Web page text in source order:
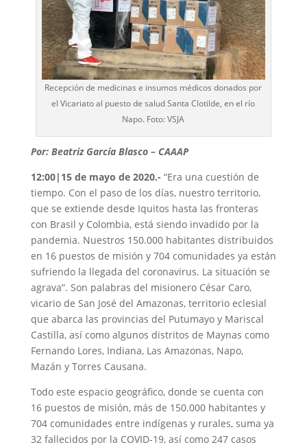
Recepción de medicinas e insumos médicos donados por
el Vicariato al puesto de salud Santa Clotilde, en el río
Napo. Foto: VSJA
Por: Beatriz García Blasco – CAAAP
12:00|15 de mayo de 2020.- “Era una cuestión de
tiempo. Con el paso de los días, nuestro territorio,
que se extiende desde Iquitos hasta las fronteras
con Brasil y Colombia, está siendo invadido por la
pandemia. Nuestros 150.000 habitantes distribuidos
en 16 puestos de misión y 704 comunidades ya están
sufriendo la llegada del coronavirus. La situación se
agrava”. Son palabras del misionero César Caro,
vicario de San José del Amazonas, territorio eclesial
que abarca las provincias del Putumayo y Mariscal
Castilla, así como algunos distritos de Maynas como
Fernando Lores, Indiana, Las Amazonas, Napo,
Mazán y Torres Causana.
Todo este espacio geográfico, donde se cuenta con
16 puestos de misión, más de 150.000 habitantes y
704 comunidades entre indígenas y rurales, suma ya
32 fallecidos por la COVID-19, así como 247 casos